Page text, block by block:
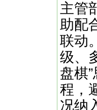
主管
助配
联动
级、
盘棋
程，
况纳